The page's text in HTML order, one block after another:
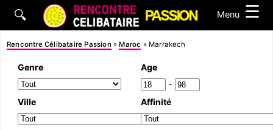
🔍 Menu ☰
Rencontre Célibataire Passion » Maroc » Marrakech
Genre
Age
-
Ville
Affinité